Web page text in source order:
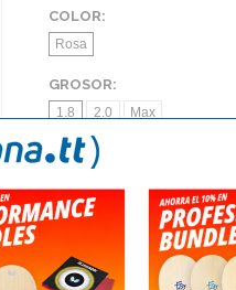
COLOR:
Rosa
GROSOR:
1.8 2.0 Max